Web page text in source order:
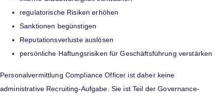
regulatorische Risiken erhöhen
Sanktionen begünstigen
Reputationsverluste auslösen
persönliche Haftungsrisiken für Geschäftsführung verstärken
Personalvermittlung Compliance Officer ist daher keine
administrative Recruiting-Aufgabe. Sie ist Teil der Governance-